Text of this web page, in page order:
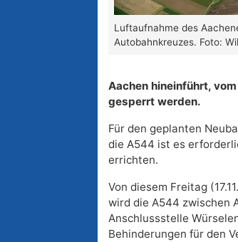
Luftaufnahme des
Autobahnkreuzes. Foto:
Aachen hineinführt,
gesperrt werden.
Für den geplanten
die A544 ist es
errichten.
Von diesem Freitag
wird die A544 zwischen
Anschlussstelle
Behinderungen für den